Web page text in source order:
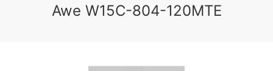
Awe W15C-804-120MTE